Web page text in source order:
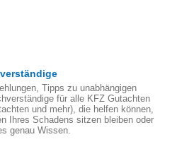
Tipps zu unabhängigen
für alle KFZ Gutachten
und mehr), die helfen können,
Ihres Schadens sitzen bleiben oder
genau Wissen.